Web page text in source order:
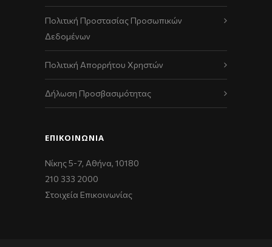
Πολιτική Προστασίας Προσωπικών
Δεδομένων
Πολιτική Απορρήτου Χρηστών
Δήλωση Προσβασιμότητας
ΕΠΙΚΟΙΝΩΝΊΑ
Νίκης 5-7, Αθήνα, 10180
210 333 2000
Στοιχεία Επικοινωνίας